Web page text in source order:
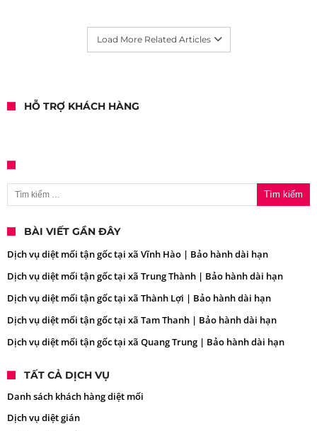
Load More Related Articles
HỖ TRỢ KHÁCH HÀNG
Tìm kiếm cho:
BÀI VIẾT GẦN ĐÂY
Dịch vụ diệt mối tận gốc tại xã Vĩnh Hào | Bảo hành dài hạn
Dịch vụ diệt mối tận gốc tại xã Trung Thành | Bảo hành dài hạn
Dịch vụ diệt mối tận gốc tại xã Thành Lợi | Bảo hành dài hạn
Dịch vụ diệt mối tận gốc tại xã Tam Thanh | Bảo hành dài hạn
Dịch vụ diệt mối tận gốc tại xã Quang Trung | Bảo hành dài hạn
TẤT CẢ DỊCH VỤ
Danh sách khách hàng diệt mối
Dịch vụ diệt gián